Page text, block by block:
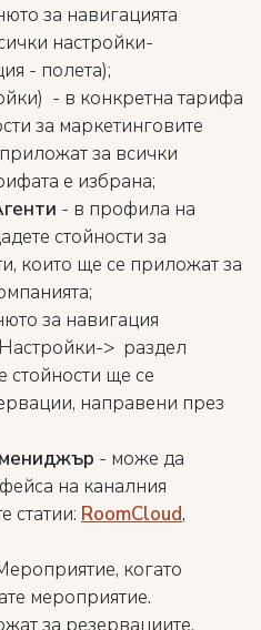
за навигацията
настройки-
- полета);
- в конкретна тарифа
за маркетинговите
за всички
е избрана;
- в профила на
стойности за
които ще се приложат за
за навигация
> раздел
стойности ще се
направени през
- може да
на каналния
статии: RoomCloud,
когато
мероприятие.
за резервациите,